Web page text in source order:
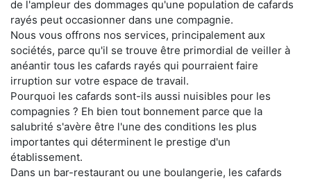
de l'ampleur des dommages qu'une population de cafards
rayés peut occasionner dans une compagnie.
Nous vous offrons nos services, principalement aux
sociétés, parce qu'il se trouve être primordial de veiller à
anéantir tous les cafards rayés qui pourraient faire
irruption sur votre espace de travail.
Pourquoi les cafards sont-ils aussi nuisibles pour les
compagnies ? Eh bien tout bonnement parce que la
salubrité s'avère être l'une des conditions les plus
importantes qui déterminent le prestige d'un
établissement.
Dans un bar-restaurant ou une boulangerie, les cafards